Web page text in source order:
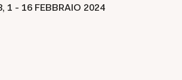
1 - 16 FEBBRAIO 2024